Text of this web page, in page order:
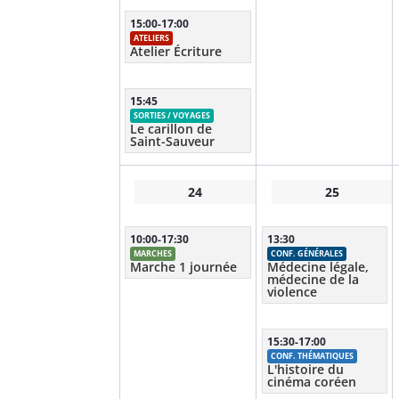
15:00-17:00
ATELIERS
Atelier Écriture
15:45
SORTIES / VOYAGES
Le carillon de
Saint-Sauveur
24
10:00-17:30
MARCHES
Marche 1 journée
25
13:30
CONF. GÉNÉRALES
Médecine légale,
médecine de la
violence
15:30-17:00
CONF. THÉMATIQUES
L'histoire du
cinéma coréen